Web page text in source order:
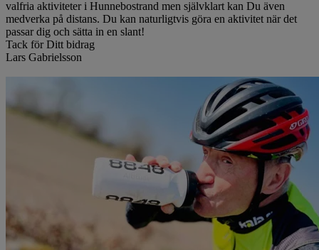
valfria aktiviteter i Hunnebostrand men självklart kan Du även
medverka på distans. Du kan naturligtvis göra en aktivitet när det
passar dig och sätta in en slant!
Tack för Ditt bidrag
Lars Gabrielsson